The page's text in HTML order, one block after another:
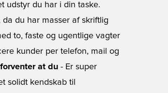
udstyr du har i din taske.
du har masser af skriftlig
to, faste og ugentlige vagter
kunder per telefon, mail og
at du - Er super
solidt kendskab til